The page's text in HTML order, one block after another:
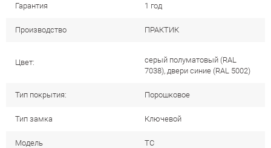
Гарантия 1 год
Производство ПРАКТИК
Цвет:
серый полуматовый (RAL
7038), двери синие (RAL 5002)
Тип покрытия: Порошковое
Тип замка Ключевой
Модель ТС